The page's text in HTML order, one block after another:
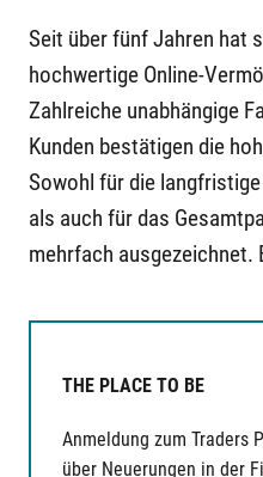
Seit über fünf Jahren hat
hochwertige Online-
Zahlreiche unabhängige
Kunden bestätigen die
Sowohl für die
als auch für das
mehrfach ausgezeichnet.
THE PLACE TO BE
Anmeldung zum Traders
über Neuerungen in der